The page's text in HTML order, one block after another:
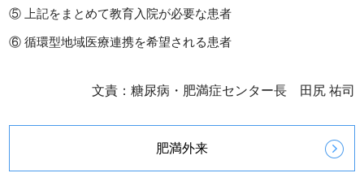
⑤ 上記をまとめて教育入院が必要な患者
⑥ 循環型地域医療連携を希望される患者
文責：糖尿病・肥満症センター長 田尻 祐司
肥満外来